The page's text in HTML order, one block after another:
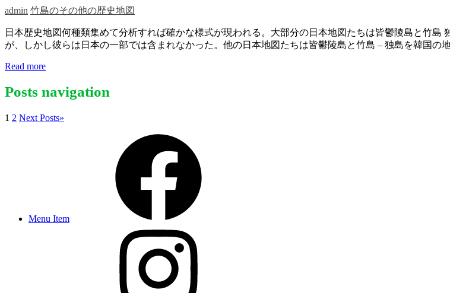
admin 竹島のその他の歴史地図
日本歴史地図何種類集めて分析すれば確かな様式が現われる。大部分の日本地図たちは皆鬱陵島と竹
が、しかし彼らは日本の一部では含まれなかった。他の日本地図たちは皆鬱陵島と竹島 – 独島を韓国の
Read more
Posts navigation
1 2 Next Posts»
Menu Item